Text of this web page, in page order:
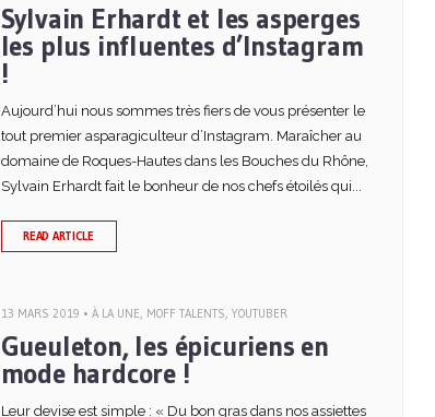
Sylvain Erhardt et les asperges
les plus influentes d’Instagram
!
Aujourd’hui nous sommes très fiers de vous présenter le
tout premier asparagiculteur d’Instagram. Maraîcher au
domaine de Roques-Hautes dans les Bouches du Rhône,
Sylvain Erhardt fait le bonheur de nos chefs étoilés qui...
READ ARTICLE
13 MARS 2019 • À LA UNE MOFF TALENTS YOUTUBER
Gueuleton, les épicuriens en
mode hardcore !
Leur devise est simple : « Du bon gras dans nos assiettes